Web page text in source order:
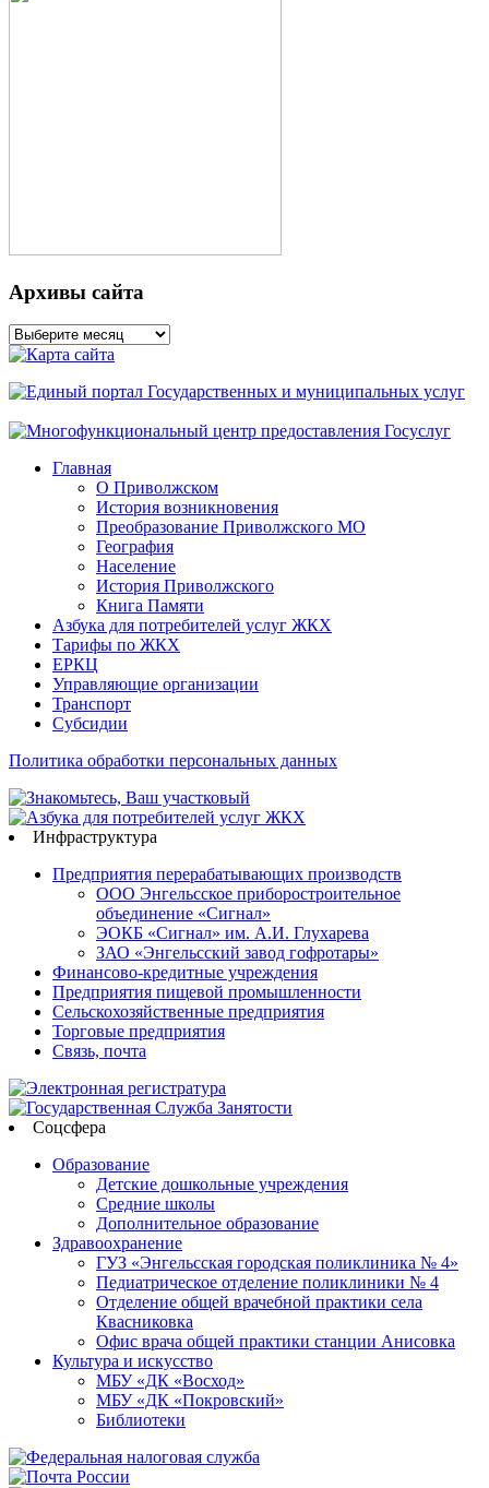
Архивы сайта
Архивы
сайта
Главная
О Приволжском
История возникновения
Преобразование Приволжского МО
География
Население
История Приволжского
Книга Памяти
Азбука для потребителей услуг ЖКХ
Тарифы по ЖКХ
ЕРКЦ
Управляющие организации
Транспорт
Субсидии
Политика обработки персональных данных
Инфраструктура
Предприятия перерабатывающих производств
ООО Энгельсское приборостроительное
объединение «Сигнал»
ЭОКБ «Сигнал» им. А.И. Глухарева
ЗАО «Энгельсский завод гофротары»
Финансово-кредитные учреждения
Предприятия пищевой промышленности
Сельскохозяйственные предприятия
Торговые предприятия
Связь, почта
Соцсфера
Образование
Детские дошкольные учреждения
Средние школы
Дополнительное образование
Здравоохранение
ГУЗ «Энгельсская городская поликлиника № 4»
Педиатрическое отделение поликлиники № 4
Отделение общей врачебной практики села
Квасниковка
Офис врача общей практики станции Анисовка
Культура и искусство
МБУ «ДК «Восход»
МБУ «ДК «Покровский»
Библиотеки